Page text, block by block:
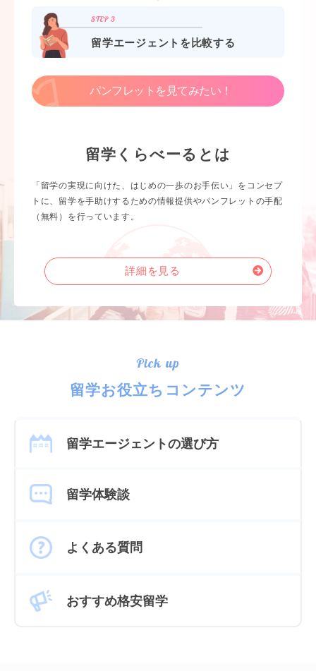
留学エージェントを比較する
パンフレットを見てみたい！
留学くらべーるとは
「留学の実現に向けた、はじめの一歩のお手伝い」をコンセプ
トに、留学を手助けするための情報提供やパンフレットの手配
（無料）を行っています。
詳細を見る
Pick up
留学お役立ちコンテンツ
留学エージェントの選び方
留学体験談
よくある質問
おすすめ格安留学